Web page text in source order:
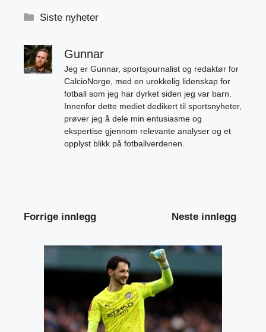
Kategorier
Siste nyheter
Gunnar
Jeg er Gunnar, sportsjournalist og redaktør for
CalcioNorge, med en urokkelig lidenskap for
fotball som jeg har dyrket siden jeg var barn.
Innenfor dette mediet dedikert til sportsnyheter,
prøver jeg å dele min entusiasme og
ekspertise gjennom relevante analyser og et
opplyst blikk på fotballverdenen.
Forrige innlegg Neste innlegg